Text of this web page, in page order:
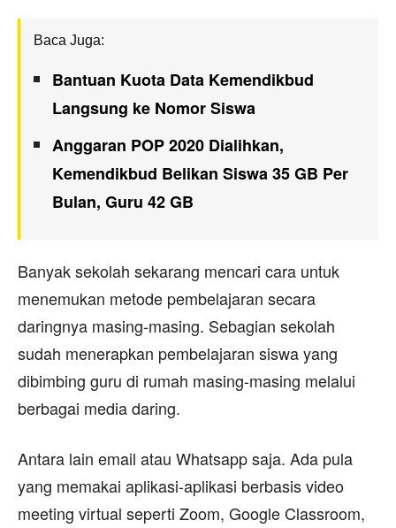
Baca Juga:
Bantuan Kuota Data Kemendikbud
Langsung ke Nomor Siswa
Anggaran POP 2020 Dialihkan,
Kemendikbud Belikan Siswa 35 GB Per
Bulan, Guru 42 GB
Banyak sekolah sekarang mencari cara untuk
menemukan metode pembelajaran secara
daringnya masing-masing. Sebagian sekolah
sudah menerapkan pembelajaran siswa yang
dibimbing guru di rumah masing-masing melalui
berbagai media daring.
Antara lain email atau Whatsapp saja. Ada pula
yang memakai aplikasi-aplikasi berbasis video
meeting virtual seperti Zoom, Google Classroom,